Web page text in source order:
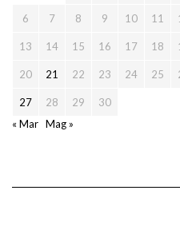
6 7 8 9 10 11
13 14 15 16 17 18
20 21 22 23 24 25
27 28 29
30
« Mar Mag »